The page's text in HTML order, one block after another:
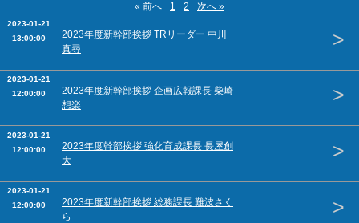
« 前へ 1 2 次へ »
2023-01-21
13:00:00
2023年度新幹部挨拶 TRリーダー 中川
真尋
>
2023-01-21
12:00:00
2023年度新幹部挨拶 企画広報課長 柴崎
想楽
>
2023-01-21
12:00:00
2023年度幹部挨拶 強化育成課長 長屋創
大
>
2023-01-21
12:00:00
2023年度新幹部挨拶 総務課長 難波さく
ら
>